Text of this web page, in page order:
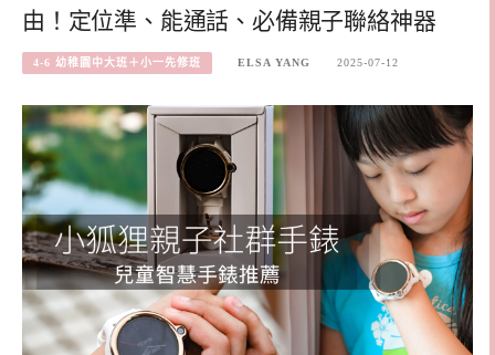
由！定位準、能通話、必備親子聯絡神器
4-6 幼稚園中大班＋小一先修班 ELSA YANG 2025-07-12